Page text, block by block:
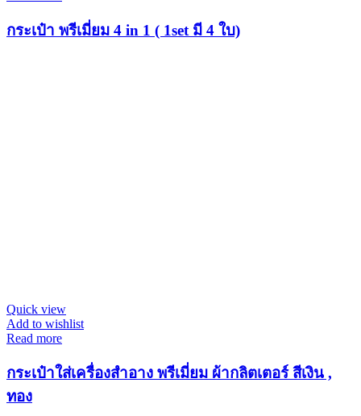
กระเป๋า พรีเมี่ยม 4 in 1 ( 1set มี 4 ใบ)
Quick view
Add to wishlist
Read more
กระเป๋าใส่เครื่องสำอาง พรีเมี่ยม ผ้ากลิตเตอร์ สีเงิน ,
ทอง